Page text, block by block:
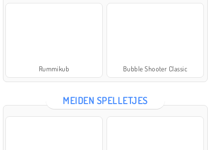
Rummikub Bubble Shooter Classic
MEIDEN SPELLETJES